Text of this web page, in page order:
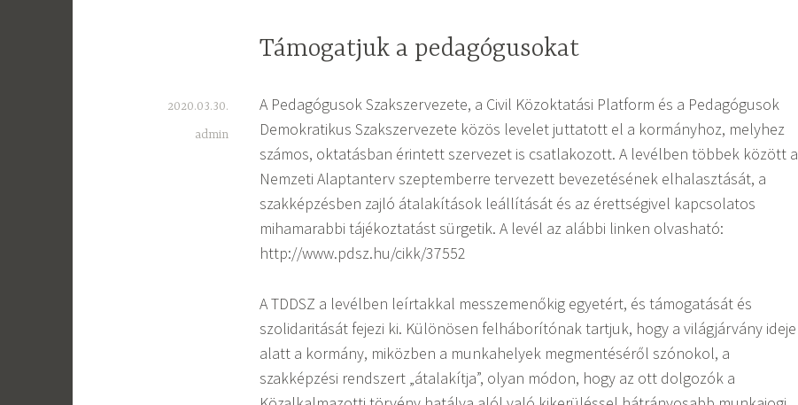
Támogatjuk a pedagógusokat
2020.03.30.
admin
A Pedagógusok Szakszervezete, a Civil Közoktatási Platform és a Pedagógusok
Demokratikus Szakszervezete közös levelet juttatott el a kormányhoz, melyhez
számos, oktatásban érintett szervezet is csatlakozott. A levélben többek között a
Nemzeti Alaptanterv szeptemberre tervezett bevezetésének elhalasztását, a
szakképzésben zajló átalakítások leállítását és az érettségivel kapcsolatos
mihamarabbi tájékoztatást sürgetik. A levél az alábbi linken olvasható:
http://www.pdsz.hu/cikk/37552
A TDDSZ a levélben leírtakkal messzemenőkig egyetért, és támogatását és
szolidaritását fejezi ki. Különösen felháborítónak tartjuk, hogy a világjárvány ideje
alatt a kormány, miközben a munkahelyek megmentéséről szónokol, a
szakképzési rendszert „átalakítja”, olyan módon, hogy az ott dolgozók a